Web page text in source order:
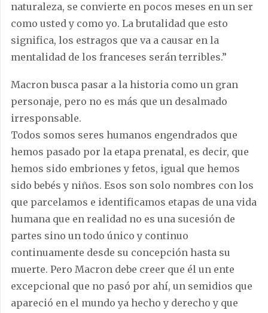
naturaleza, se convierte en pocos meses en un ser
como usted y como yo. La brutalidad que esto
significa, los estragos que va a causar en la
mentalidad de los franceses serán terribles.”
Macron busca pasar a la historia como un gran
personaje, pero no es más que un desalmado
irresponsable.
Todos somos seres humanos engendrados que
hemos pasado por la etapa prenatal, es decir, que
hemos sido embriones y fetos, igual que hemos
sido bebés y niños. Esos son solo nombres con los
que parcelamos e identificamos etapas de una vida
humana que en realidad no es una sucesión de
partes sino un todo único y continuo
continuamente desde su concepción hasta su
muerte. Pero Macron debe creer que él un ente
excepcional que no pasó por ahí, un semidios que
apareció en el mundo ya hecho y derecho y que